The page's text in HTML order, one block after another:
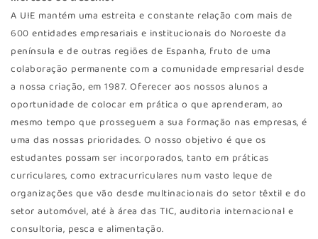
A UIE mantém uma estreita e constante relação com mais de
600 entidades empresariais e institucionais do Noroeste da
península e de outras regiões de Espanha, fruto de uma
colaboração permanente com a comunidade empresarial desde
a nossa criação, em 1987. Oferecer aos nossos alunos a
oportunidade de colocar em prática o que aprenderam, ao
mesmo tempo que prosseguem a sua formação nas empresas, é
uma das nossas prioridades. O nosso objetivo é que os
estudantes possam ser incorporados, tanto em práticas
curriculares, como extracurriculares num vasto leque de
organizações que vão desde multinacionais do setor têxtil e do
setor automóvel, até à área das TIC, auditoria internacional e
consultoria, pesca e alimentação.